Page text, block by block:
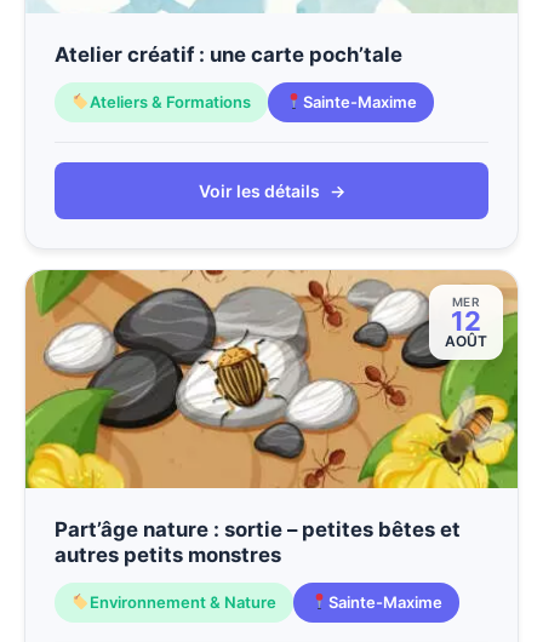
Atelier créatif : une carte poch’tale
Ateliers & Formations Sainte-Maxime
Voir les détails →
MER
12
AOÛT
Part’âge nature : sortie – petites bêtes et
autres petits monstres
Environnement & Nature Sainte-Maxime